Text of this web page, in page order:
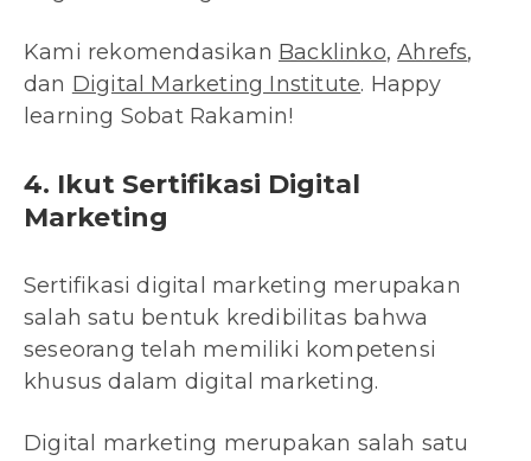
Kami rekomendasikan Backlinko,Ahrefs,
dan Digital Marketing Institute. Happy
learning Sobat Rakamin!
4. Ikut Sertifikasi Digital
Marketing
Sertifikasi digital marketing merupakan
salah satu bentuk kredibilitas bahwa
seseorang telah memiliki kompetensi
khusus dalam digital marketing.
Digital marketing merupakan salah satu